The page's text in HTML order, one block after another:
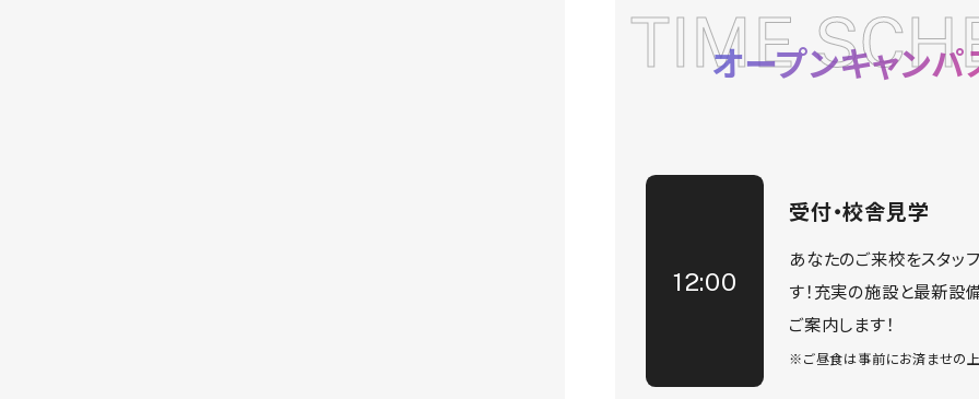
TIMEオープンキャン
12:00
受付・校舎見学
あなたのご来校をスタッ
す！充実の施設と最新設
ご案内します！
※ご昼食は事前にお済ませの上